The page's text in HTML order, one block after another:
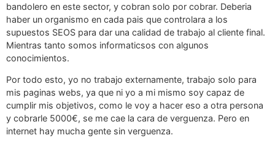
bandolero en este sector, y cobran solo por cobrar. Deberia
haber un organismo en cada pais que controlara a los
supuestos SEOS para dar una calidad de trabajo al cliente final.
Mientras tanto somos informaticsos con algunos
conocimientos.
Por todo esto, yo no trabajo externamente, trabajo solo para
mis paginas webs, ya que ni yo a mi mismo soy capaz de
cumplir mis objetivos, como le voy a hacer eso a otra persona
y cobrarle 5000€, se me cae la cara de verguenza. Pero en
internet hay mucha gente sin verguenza.